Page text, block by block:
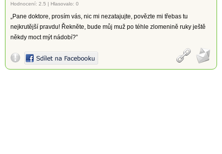
Hodnocení: 2.5 | Hlasovalo: 0
„Pane doktore, prosím vás, nic mi nezatajujte, povězte mi třebas tu
nejkrutější pravdu! Řekněte, bude můj muž po téhle zlomenině ruky ještě
někdy moct mýt nádobí?”